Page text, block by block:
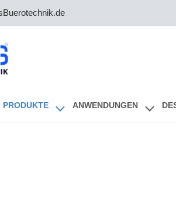
PRODUKTE ANWENDUNGEN